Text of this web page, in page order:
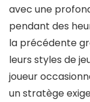
avec une
pendant des
la précédente
leurs styles de
joueur
un stratège